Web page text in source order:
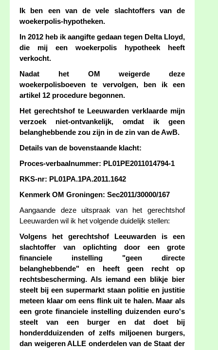
Ik ben een van de vele slachtoffers van de
woekerpolis-hypotheken.
In 2012 heb ik aangifte gedaan tegen Delta Lloyd,
die mij een woekerpolis hypotheek heeft
verkocht.
Nadat het OM weigerde deze
woekerpolisboeven te vervolgen, ben ik een
artikel 12 procedure begonnen.
Het gerechtshof te Leeuwarden verklaarde mijn
verzoek niet-ontvankelijk, omdat ik geen
belanghebbende zou zijn in de zin van de AwB.
Details van de bovenstaande klacht:
Proces-verbaalnummer: PL01PE2011014794-1
RKS-nr: PL01PA.1PA.2011.1642
Kenmerk OM Groningen: Sec2011/30000/167
Aangaande deze uitspraak van het gerechtshof
Leeuwarden wil ik het volgende duidelijk stellen:
Volgens het gerechtshof Leeuwarden is een
slachtoffer van oplichting door een grote
financiele instelling "geen directe
belanghebbende" en heeft geen recht op
rechtsbescherming. Als iemand een blikje bier
steelt bij een supermarkt staan politie en justitie
meteen klaar om eens flink uit te halen. Maar als
een grote financiele instelling duizenden euro's
steelt van een burger en dat doet bij
honderdduizenden of zelfs miljoenen burgers,
dan weigeren ALLE onderdelen van de Staat der